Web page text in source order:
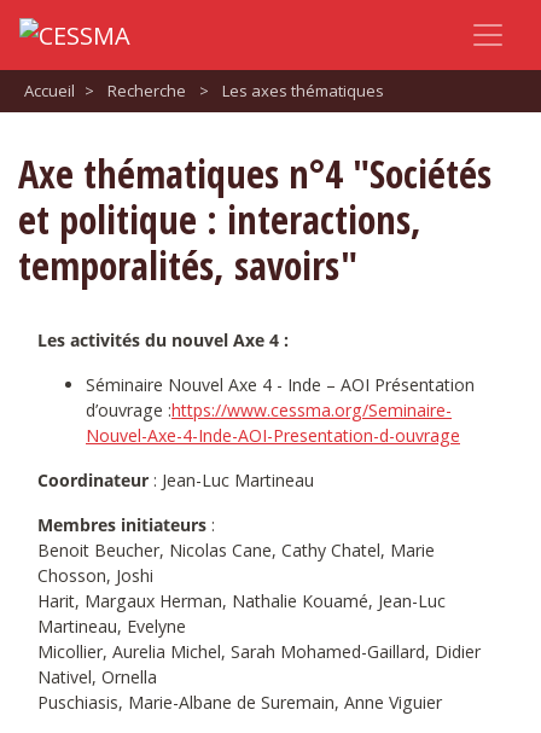
Accueil > Recherche > Les axes thématiques
Axe thématiques n°4 "Sociétés
et politique : interactions,
temporalités, savoirs"
Les activités du nouvel Axe 4 :
Séminaire Nouvel Axe 4 - Inde – AOI Présentation
d’ouvrage :https://www.cessma.org/Seminaire-
Nouvel-Axe-4-Inde-AOI-Presentation-d-ouvrage
Coordinateur : Jean-Luc Martineau
Membres initiateurs :
Benoit Beucher, Nicolas Cane, Cathy Chatel, Marie
Chosson, Joshi
Harit, Margaux Herman, Nathalie Kouamé, Jean-Luc
Martineau, Evelyne
Micollier, Aurelia Michel, Sarah Mohamed-Gaillard, Didier
Nativel, Ornella
Puschiasis, Marie-Albane de Suremain, Anne Viguier